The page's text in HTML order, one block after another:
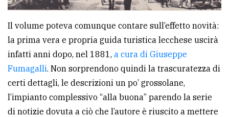
Il volume poteva comunque contare sull’effetto novità:
la prima vera e propria guida turistica lecchese uscirà
infatti anni dopo, nel 1881, a cura di Giuseppe
Fumagalli. Non sorprendono quindi la trascuratezza di
certi dettagli, le descrizioni un po’ grossolane,
l’impianto complessivo “alla buona” parendo la serie
di notizie dovuta a ciò che l’autore è riuscito a mettere